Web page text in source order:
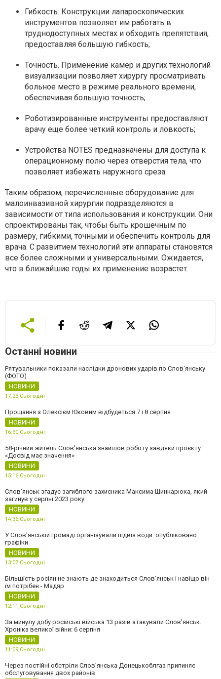
Гибкость. Конструкции лапароскопических
инструментов позволяет им работать в
труднодоступных местах и обходить препятствия,
предоставляя большую гибкость;
Точность. Применение камер и других технологий
визуализации позволяет хирургу просматривать
больное место в режиме реального времени,
обеспечивая большую точность;
Роботизированные инструменты предоставляют
врачу еще более четкий контроль и ловкость;
Устройства NOTES предназначены для доступа к
операционному полю через отверстия тела, что
позволяет избежать наружного среза.
Таким образом, перечисленные оборудование для
малоинвазивной хирургии подразделяются в
зависимости от типа использования и конструкции. Они
спроектированы так, чтобы быть крошечным по
размеру, гибкими, точными и обеспечить контроль для
врача. С развитием технологий эти аппараты становятся
все более сложными и универсальными. Ожидается,
что в ближайшие годы их применение возрастет.
Останні новини
Рятувальники показали наслідки дронових ударів по Слов'янську
(ФОТО)
НОВИНИ
17:23,Сьогодні
Прощання з Олексієм Юковим відбудеться 7 і 8 серпня
НОВИНИ
16:30,Сьогодні
58-річний житель Слов'янська знайшов роботу завдяки проєкту
«Досвід має значення»
НОВИНИ
15:16,Сьогодні
Слов’янськ згадує загиблого захисника Максима Шинкарюка, який
загинув у серпні 2023 року
НОВИНИ
14:36,Сьогодні
У Слов'янській громаді організували підвіз води: опубліковано
графіки
НОВИНИ
13:07,Сьогодні
Більшість росіян не знають де знаходиться Слов’янськ і навіщо він
їм потрібен - Мадяр
НОВИНИ
12:11,Сьогодні
За минулу добу російські війська 13 разів атакували Слов'янськ.
Хроніка великої війни: 6 серпня
НОВИНИ
11:09,Сьогодні
Через постійні обстріли Слов’янська Донецькоблгаз припиняє
обслуговування двох районів